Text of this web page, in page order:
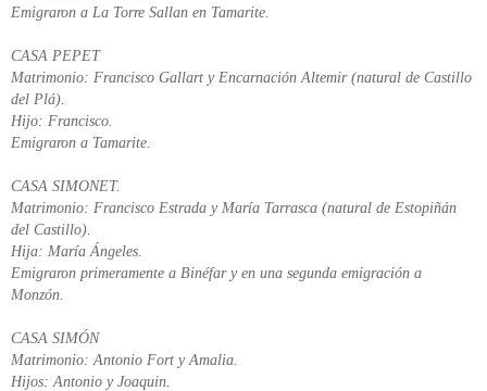
Emigraron a La Torre Sallan en Tamarite.
CASA PEPET
Matrimonio: Francisco Gallart y Encarnación Altemir (natural de Castillo
del Plá).
Hijo: Francisco.
Emigraron a Tamarite.
CASA SIMONET.
Matrimonio: Francisco Estrada y María Tarrasca (natural de Estopiñán
del Castillo).
Hija: María Ángeles.
Emigraron primeramente a Binéfar y en una segunda emigración a
Monzón.
CASA SIMÓN
Matrimonio: Antonio Fort y Amalia.
Hijos: Antonio y Joaquin.